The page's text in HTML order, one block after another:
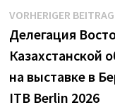
Beitrags-
Navigation
VORHERIGER BEITRAG
Делегация
Казахстанской
на выставке в
ITB Berlin 2026